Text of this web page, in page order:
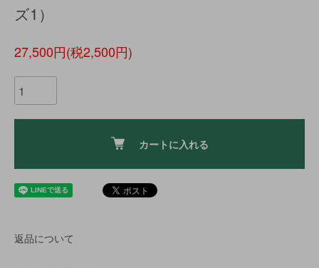
ズ1）
27,500円(税2,500円)
カートに入れる
返品について